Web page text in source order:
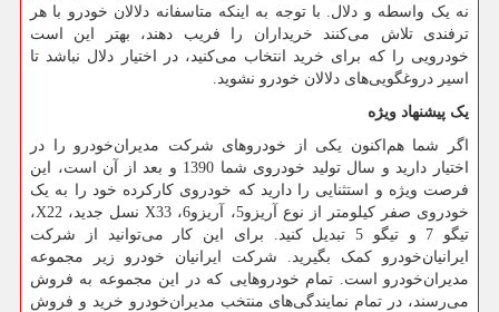
نه یک واسطه و دلال. با توجه به اینکه متاسفانه دلالان خودرو با هر
ترفندی تلاش می‌کنند خریداران را فریب دهند، بهتر این است
خودرویی را که برای خرید انتخاب می‌کنید، در اختیار دلال نباشد تا
اسیر دروغگویی‌های دلالان خودرو نشوید.
یک پیشنهاد ویژه
اگر شما هم‌اکنون یکی از خودروهای شرکت مدیران‌خودرو را در
اختیار دارید و سال تولید خودروی شما 1390 و بعد از آن است، این
فرصت ویژه و استثنایی را دارید که خودروی کارکرده خود را به یک
خودروی صفر کیلومتر از نوع آریزو5، آریزو6، X33 نسل جدید، X22،
تیگو 7 و تیگو 5 تبدیل کنید. برای این کار می‌توانید از شرکت
ایرانیان‌خودرو کمک بگیرید. شرکت ایرانیان خودرو زیر مجموعه
مدیران‌خودرو است. تمام خودروهایی که در این مجموعه به فروش
می‌رسند، در تمام نمایندگی‌های منتخب مدیران‌خودرو خرید و فروش